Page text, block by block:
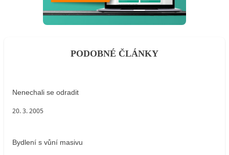
PODOBNÉ ČLÁNKY
Nenechali se odradit
20. 3. 2005
Bydlení s vůní masivu